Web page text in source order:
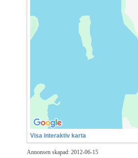
Visa interaktiv karta
Annonsen skapad: 2012-06-15